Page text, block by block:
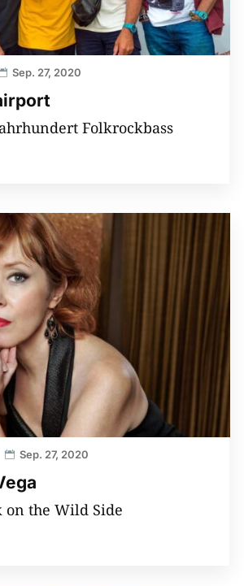
Sep. 27, 2020
Folkrockbass
Sep. 27, 2020
on the Wild Side